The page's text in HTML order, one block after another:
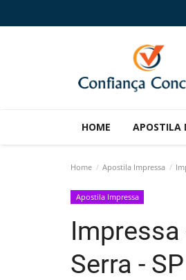
HOME APOSTILA
Home Apostila Impressa
Apostila Impressa
Serra -